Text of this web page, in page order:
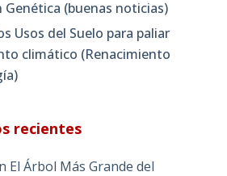
Genética (buenas noticias)
Usos del Suelo para paliar
climático (Renacimiento
recientes
El Árbol Más Grande del